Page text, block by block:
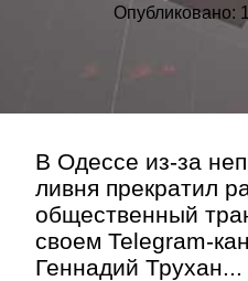
Опубликовано:
В Одессе из-за
ливня прекратил
общественный
своем Telegram-
Геннадий Трухан...
Контакт»